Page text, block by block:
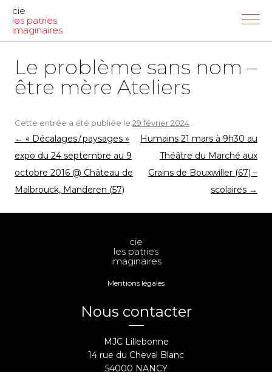
cie
les patries
imaginaires
Le problème sans nom –
être mère Ateliers
Cette entrée a été publiée le 29 février 2024
Navigation
des
articles
← « Décalages / paysages »
expo du 24 septembre au 9
octobre 2016 @ Château de
Malbrouck, Manderen (57)
Humains 21 mars à 9h30 au
Théâtre du Marché aux
Grains de Bouxwiller (67) –
scolaires →
cie
les patries
imaginaires
Mentions légales
Nous contacter
MJC Lillebonne
14 rue du Cheval Blanc
54000 NANCY